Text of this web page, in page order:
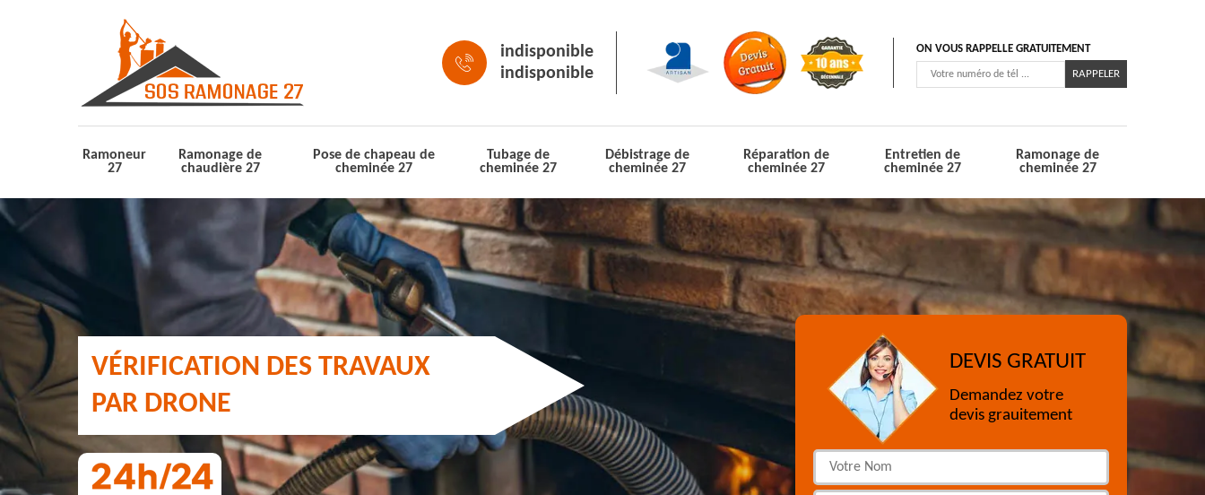
indisponible
indisponible
ON VOUS RAPPELLE GRATUITEMENT
Ramoneur
27
Ramonage de
chaudière 27
Pose de chapeau de
cheminée 27
Tubage de
cheminée 27
Débistrage de
cheminée 27
Réparation de
cheminée 27
Entretien de
cheminée 27
Ramonage de
cheminée 27
VÉRIFICATION DES TRAVAUX
PAR DRONE
DEVIS GRATUIT
Demandez votre
devis grauitement